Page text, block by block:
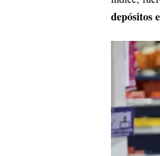
depósitos